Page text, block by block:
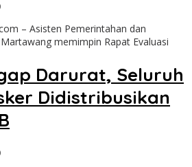
– Asisten Pemerintahan dan
memimpin Rapat Evaluasi
Darurat, Seluruh
Didistribusikan